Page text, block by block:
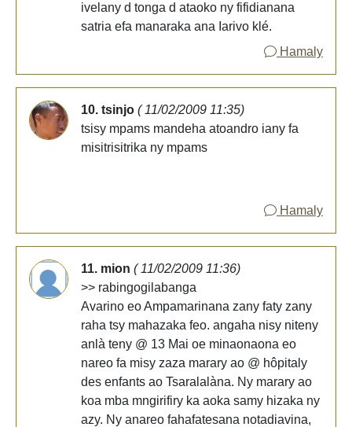
ivelany d tonga d ataoko ny fifidianana
satria efa manaraka ana Iarivo klé.
Hamaly
10. tsinjo ( 11/02/2009 11:35)
tsisy mpams mandeha atoandro iany fa
misitrisitrika ny mpams
Hamaly
11. mion ( 11/02/2009 11:36)
>> rabingogilabanga
Avarino eo Ampamarinana zany faty zany
raha tsy mahazaka feo. angaha nisy niteny
anlà teny @ 13 Mai oe minaonaona eo
nareo fa misy zaza marary ao @ hôpitaly
des enfants ao Tsaralalàna. Ny marary ao
koa mba mngirifiry ka aoka samy hizaka ny
azy. Ny anareo fahafatesana notadiavina,